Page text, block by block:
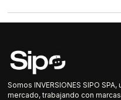
Somos INVERSIONES SIPO
mercado, trabajando con